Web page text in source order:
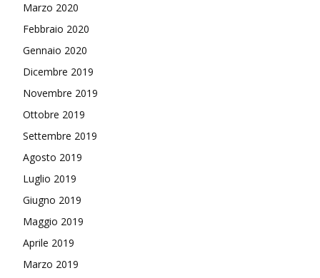
Marzo 2020
Febbraio 2020
Gennaio 2020
Dicembre 2019
Novembre 2019
Ottobre 2019
Settembre 2019
Agosto 2019
Luglio 2019
Giugno 2019
Maggio 2019
Aprile 2019
Marzo 2019